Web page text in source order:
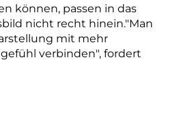
können, passen in das
nicht recht hinein."Man
mit mehr
verbinden", fordert